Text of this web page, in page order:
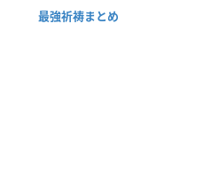
最強祈祷まとめ